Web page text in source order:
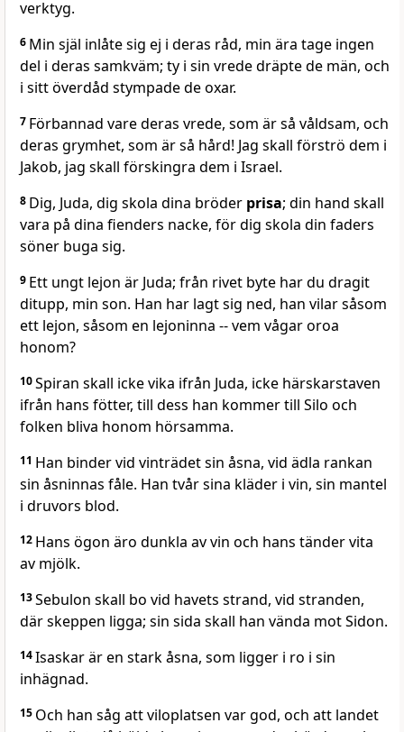
verktyg.
6 Min själ inlåte sig ej i deras råd, min ära tage ingen
del i deras samkväm; ty i sin vrede dräpte de män, och
i sitt överdåd stympade de oxar.
7 Förbannad vare deras vrede, som är så våldsam, och
deras grymhet, som är så hård! Jag skall förströ dem i
Jakob, jag skall förskingra dem i Israel.
8 Dig, Juda, dig skola dina bröder prisa; din hand skall
vara på dina fienders nacke, för dig skola din faders
söner buga sig.
9 Ett ungt lejon är Juda; från rivet byte har du dragit
ditupp, min son. Han har lagt sig ned, han vilar såsom
ett lejon, såsom en lejoninna -- vem vågar oroa
honom?
10Spiran skall icke vika ifrån Juda, icke härskarstaven
ifrån hans fötter, till dess han kommer till Silo och
folken bliva honom hörsamma.
11 Han binder vid vinträdet sin åsna, vid ädla rankan
sin åsninnas fåle. Han tvår sina kläder i vin, sin mantel
i druvors blod.
12 Hans ögon äro dunkla av vin och hans tänder vita
av mjölk.
13Sebulon skall bo vid havets strand, vid stranden,
där skeppen ligga; sin sida skall han vända mot Sidon.
14Isaskar är en stark åsna, som ligger i ro i sin
inhägnad.
15 Och han såg att viloplatsen var god, och att landet